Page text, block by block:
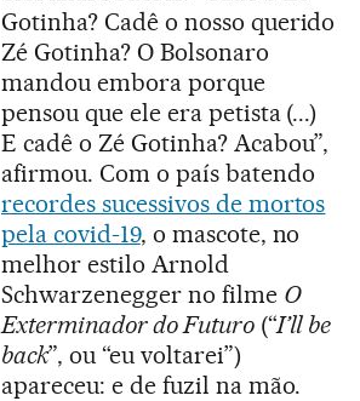
Gotinha? Cadê o nosso querido
Zé Gotinha? O Bolsonaro
mandou embora porque
pensou que ele era petista (...)
E cadê o Zé Gotinha? Acabou”,
afirmou. Com o país batendo
recordes sucessivos de mortos
pela covid-19, o mascote, no
melhor estilo Arnold
Schwarzenegger no filme O
Exterminador do Futuro(“I’ll be
back”, ou “eu voltarei”)
apareceu: e de fuzil na mão.